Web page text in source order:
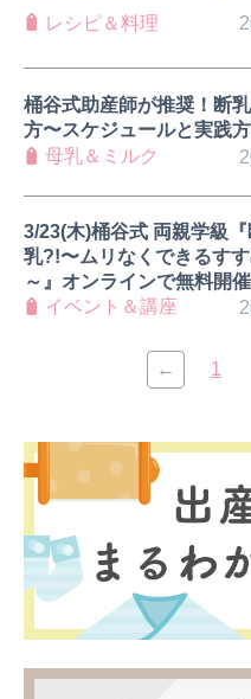
レシピ＆料理
桶谷式助産師が推奨！断
方〜スケジュールと実践
母乳＆ミルク
3/23(木)桶谷式 両親学級
乳?!〜ムリなくできるす
～』オンラインで無料開催
イベント＆講座
← 1